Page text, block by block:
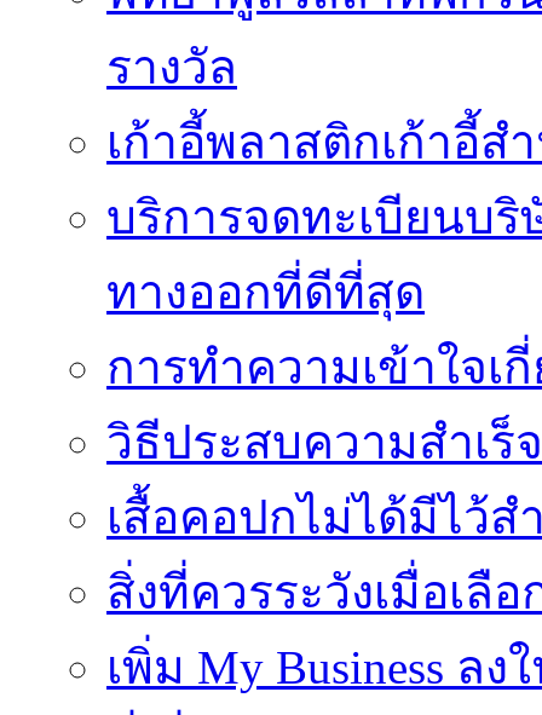
รางวัล
เก้าอี้พลาสติกเก้าอี้
บริการจดทะเบียนบ
ทางออกที่ดีที่สุด
การทำความเข้าใจเ
วิธีประสบความสำเ
เสื้อคอปกไม่ได้มีไว้
สิ่งที่ควรระวังเมื่อเลื
เพิ่ม My Business ลง